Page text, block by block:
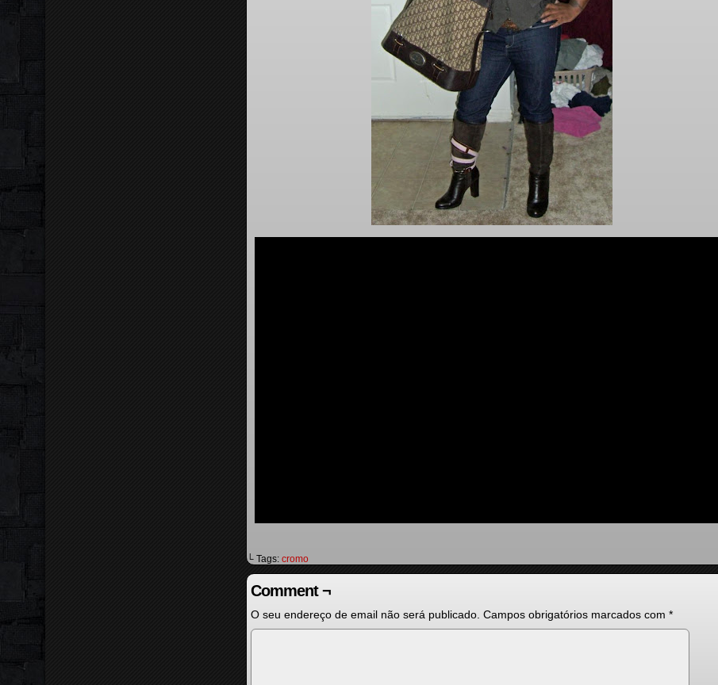
└ Tags: cromo
Comment ¬
O seu endereço de email não será publicado. Campos obrigatórios marcados com *